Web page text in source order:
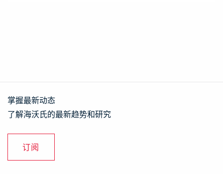
掌握最新动态
了解海沃氏的最新趋势和研究
订阅